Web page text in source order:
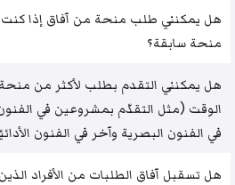
هل يمكنني طلب منحة من آفاق إذا
منحة سابقة؟
هل يمكنني التقدم بطلب لأكثر من
الوقت (مثل التقدّم بمشروعين في
في الفنون البصرية وآخر في الفنون
هل تسقبل آفاق الطلبات من الأفراد